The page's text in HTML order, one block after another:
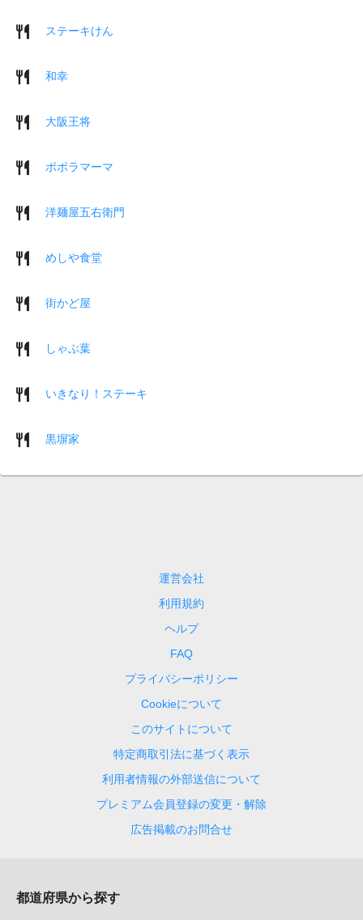
ステーキけん
和幸
大阪王将
ポポラマーマ
洋麺屋五右衛門
めしや食堂
街かど屋
しゃぶ葉
いきなり！ステーキ
黒塀家
運営会社
利用規約
ヘルプ
FAQ
プライバシーポリシー
Cookieについて
このサイトについて
特定商取引法に基づく表示
利用者情報の外部送信について
プレミアム会員登録の変更・解除
広告掲載のお問合せ
都道府県から探す